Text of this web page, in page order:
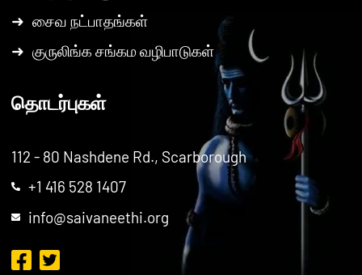
➜ சைவ நட்பாதங்கள்
➜ குருலிங்க சங்கம வழிபாடுகள்
தொடர்புகள்
112 - 80 Nashdene Rd., Scarborough
+1 416 528 1407
info@saivaneethi.org